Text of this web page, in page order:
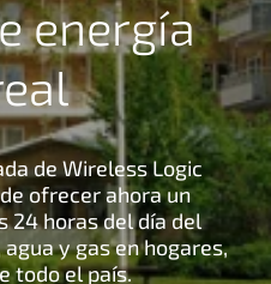
energía
de Wireless Logic
ofrecer ahora un
24 horas del día del
y gas en hogares,
todo el país.